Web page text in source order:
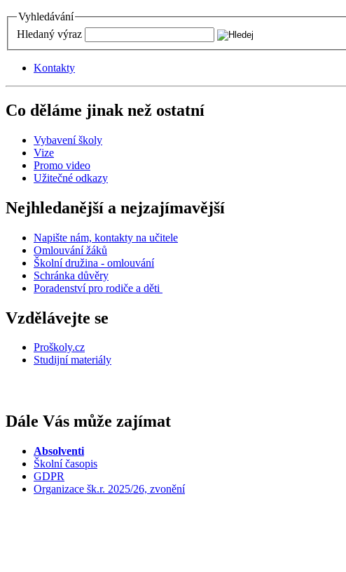
Vyhledávání
Hledaný výraz
Kontakty
Co děláme jinak než ostatní
Vybavení školy
Vize
Promo video
Užitečné odkazy
Nejhledanější a nejzajímavější
Napište nám, kontakty na učitele
Omlouvání žáků
Školní družina - omlouvání
Schránka důvěry
Poradenství pro rodiče a děti
Vzdělávejte se
Proškoly.cz
Studijní materiály
Dále Vás může zajímat
Absolventi
Školní časopis
GDPR
Organizace šk.r. 2025/26, zvonění